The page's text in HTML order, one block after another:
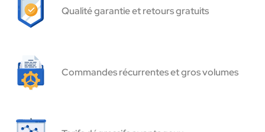
Qualité garantie et retours gratuits
Commandes récurrentes et gros volumes